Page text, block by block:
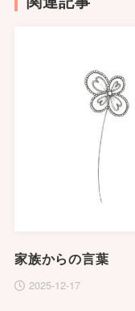
家族からの言葉
2025-12-17